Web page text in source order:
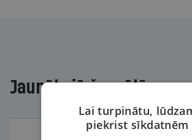
Jaunākajā žurnālā
Lai turpinātu,
piekrist sīkdatnēm